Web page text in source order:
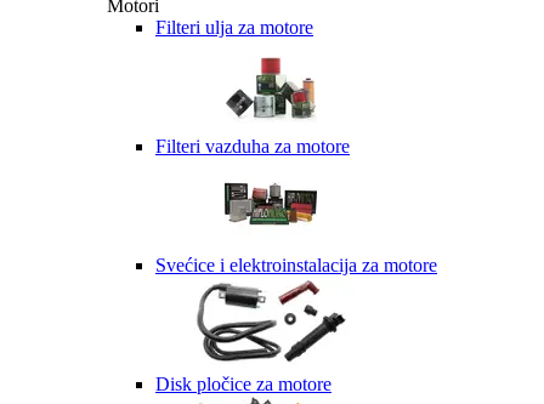
Motori
Filteri ulja za motore
Filteri vazduha za motore
Svećice i elektroinstalacija za motore
Disk pločice za motore